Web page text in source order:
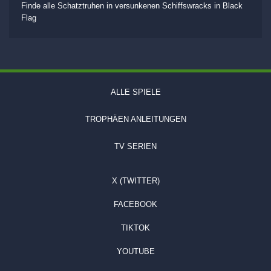
Finde alle Schatztruhen in versunkenen Schiffswracks in Black
Flag
ALLE SPIELE
TROPHÄEN ANLEITUNGEN
TV SERIEN
X (TWITTER)
FACEBOOK
TIKTOK
YOUTUBE